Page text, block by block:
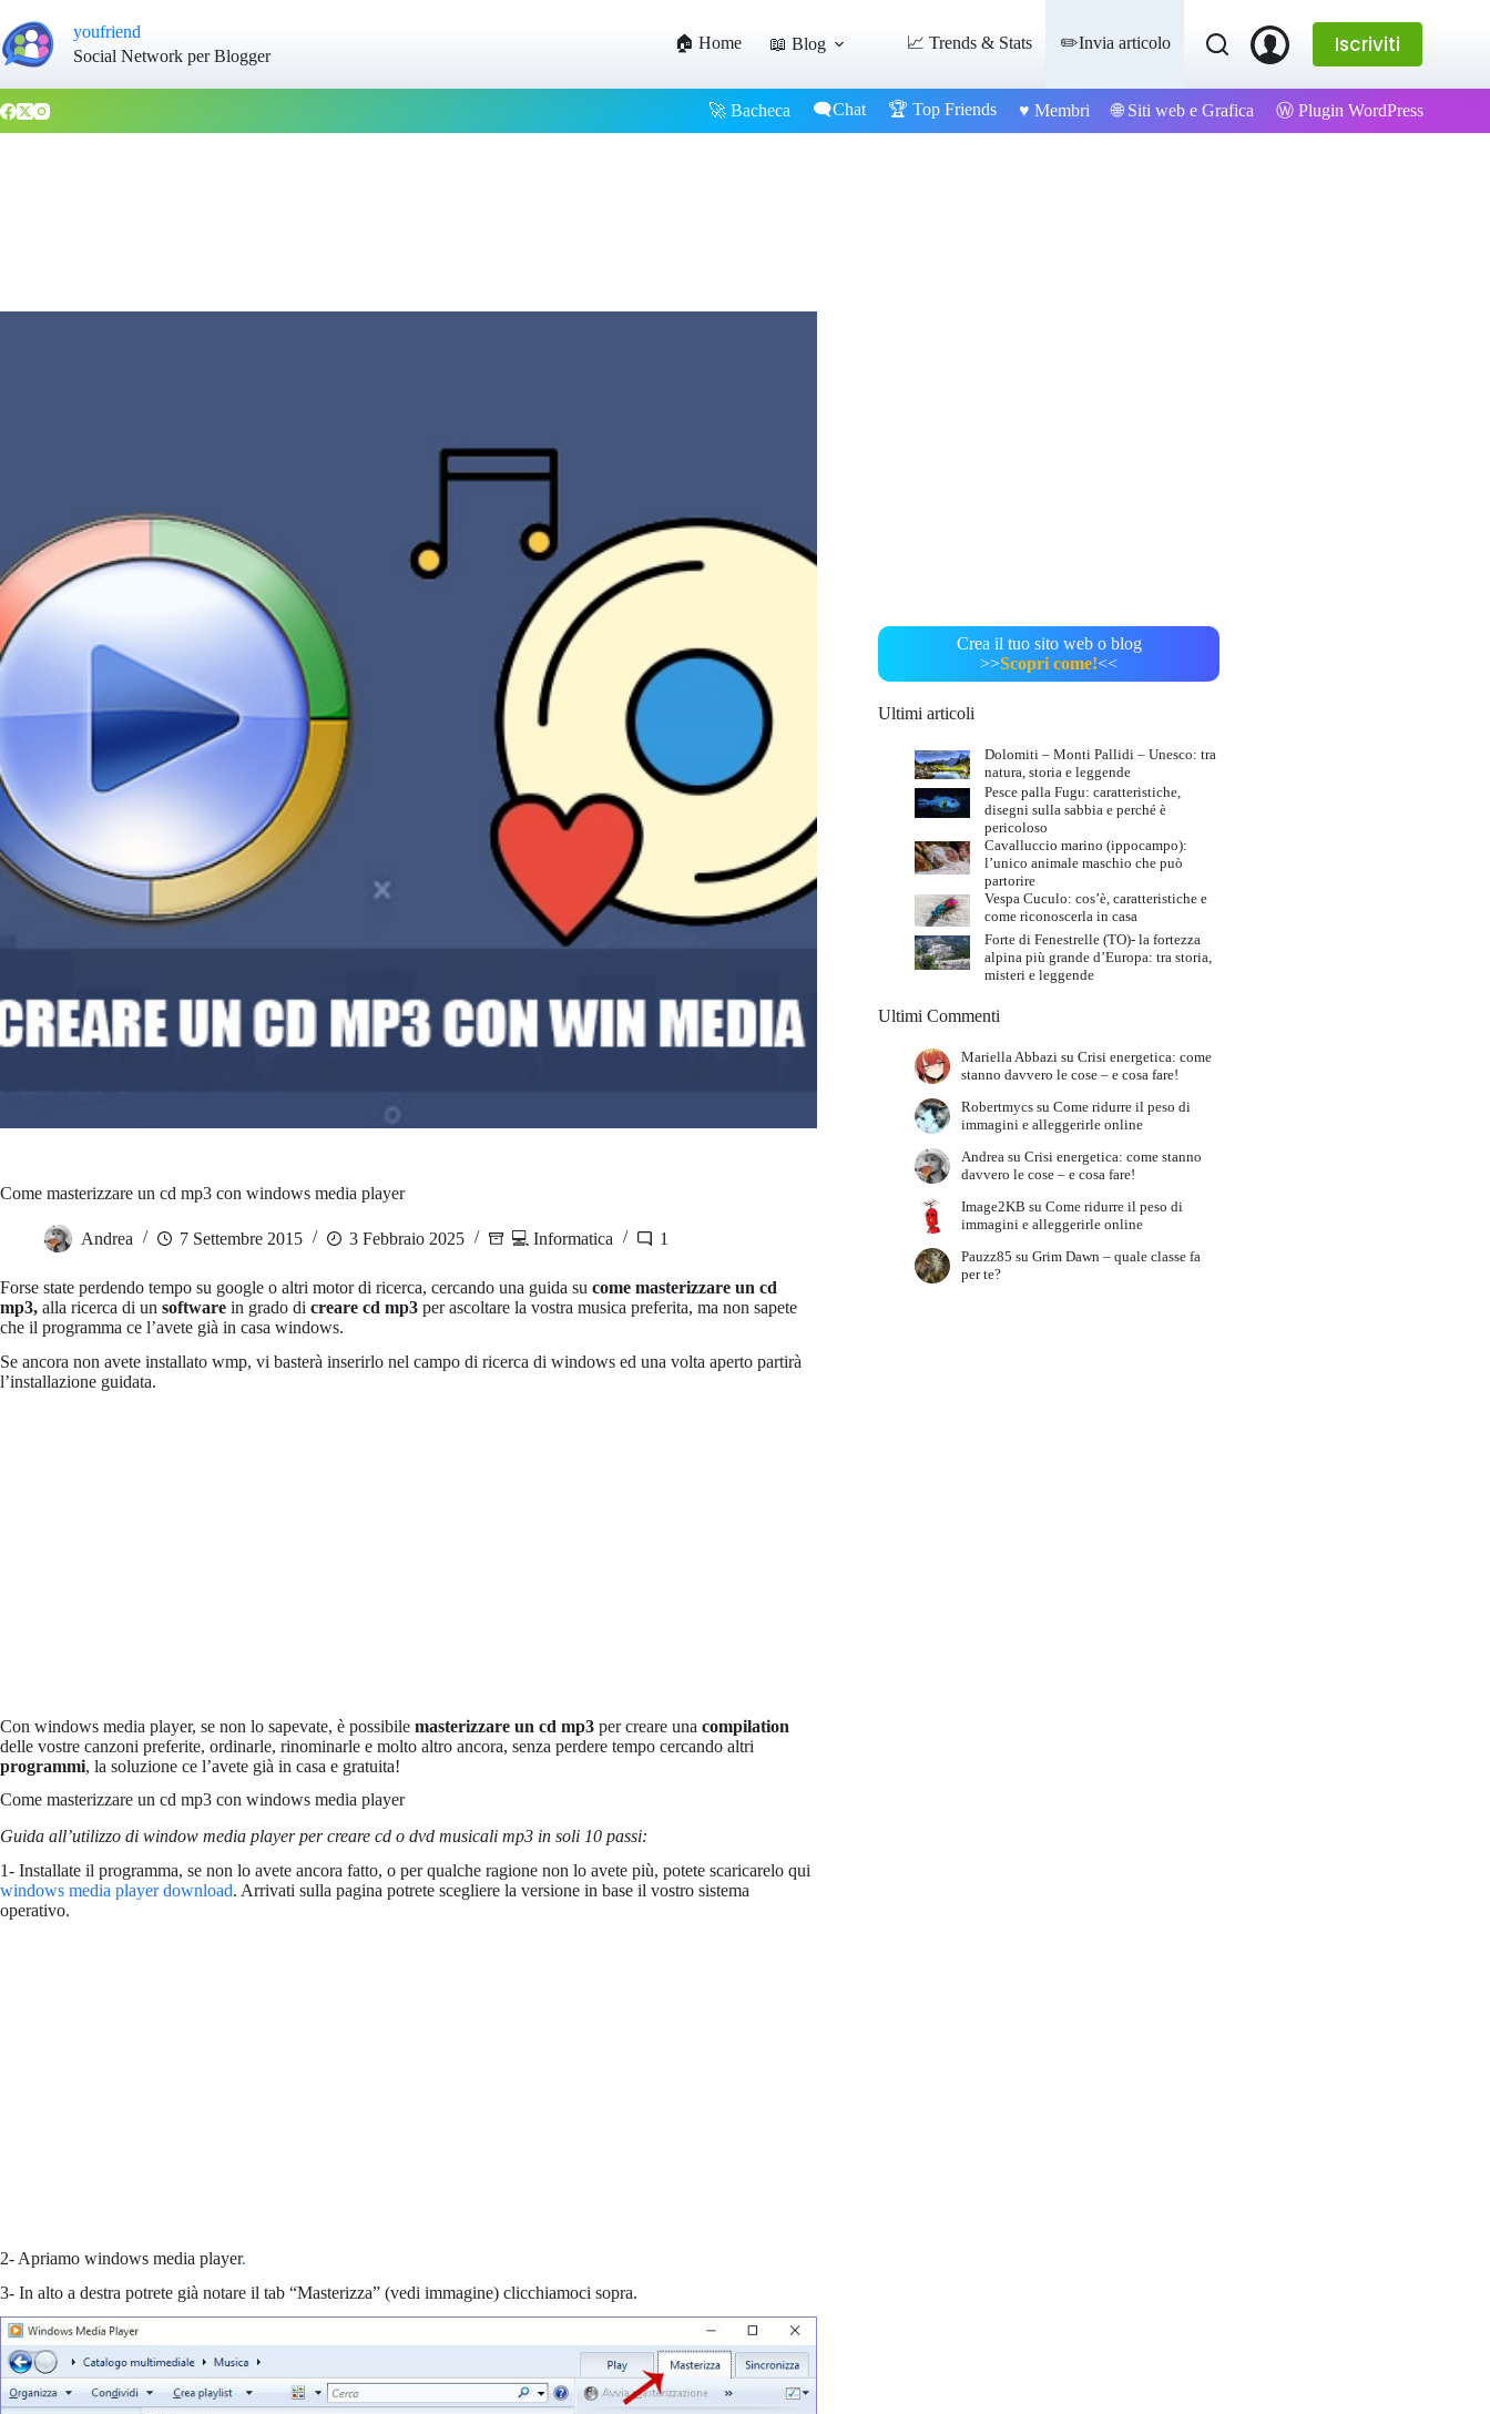
youfriend
Social Network per Blogger
🏠 Home 📖 Blog 📈 Trends & Stats ✏️Invia articolo Iscriviti
🚀 Bacheca 🗨️Chat 🏆 Top Friends ♥️ Membri 🌐 Siti web e Grafica Ⓦ Plugin WordPress
Come masterizzare un cd mp3 con windows media player
Andrea 7 Settembre 2015 3 Febbraio 2025 💻 Informatica 1
Forse state perdendo tempo su google o altri motor di ricerca, cercando una guida su come masterizzare un cd
mp3, alla ricerca di un software in grado di creare cd mp3 per ascoltare la vostra musica preferita, ma non sapete
che il programma ce l’avete già in casa windows.
Se ancora non avete installato wmp, vi basterà inserirlo nel campo di ricerca di windows ed una volta aperto partirà
l’installazione guidata.
Con windows media player, se non lo sapevate, è possibile masterizzare un cd mp3 per creare una compilation
delle vostre canzoni preferite, ordinarle, rinominarle e molto altro ancora, senza perdere tempo cercando altri
programmi, la soluzione ce l’avete già in casa e gratuita!
Come masterizzare un cd mp3 con windows media player
Guida all’utilizzo di window media player per creare cd o dvd musicali mp3 in soli 10 passi:
1- Installate il programma, se non lo avete ancora fatto, o per qualche ragione non lo avete più, potete scaricarelo qui
windows media player download. Arrivati sulla pagina potrete scegliere la versione in base il vostro sistema
operativo.
2- Apriamo windows media player.
3- In alto a destra potrete già notare il tab “Masterizza” (vedi immagine) clicchiamoci sopra.
Crea il tuo sito web o blog
>>Scopri come!<<
Ultimi articoli
Dolomiti – Monti Pallidi – Unesco: tra
natura, storia e leggende
Pesce palla Fugu: caratteristiche,
disegni sulla sabbia e perché è
pericoloso
Cavalluccio marino (ippocampo):
l’unico animale maschio che può
partorire
Vespa Cuculo: cos’è, caratteristiche e
come riconoscerla in casa
Forte di Fenestrelle (TO)- la fortezza
alpina più grande d’Europa: tra storia,
misteri e leggende
Ultimi Commenti
Mariella Abbazi su Crisi energetica: come
stanno davvero le cose – e cosa fare!
Robertmycssu Come ridurre il peso di
immagini e alleggerirle online
Andrea su Crisi energetica: come stanno
davvero le cose – e cosa fare!
Image2KB su Come ridurre il peso di
immagini e alleggerirle online
Pauzz85 su Grim Dawn – quale classe fa
per te?